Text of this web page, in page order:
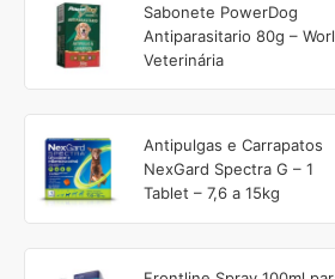
Sabonete PowerDog
Antiparasitario 80g –
Veterinária
Antipulgas e Carrapatos
NexGard Spectra G – 1
Tablet – 7,6 a 15kg